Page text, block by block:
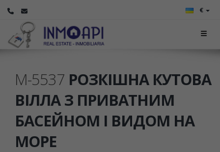
€
M-5537 РОЗКІШНА КУТОВА
ВІЛЛА З ПРИВАТНИМ
БАСЕЙНОМ І ВИДОМ НА
МОРЕ